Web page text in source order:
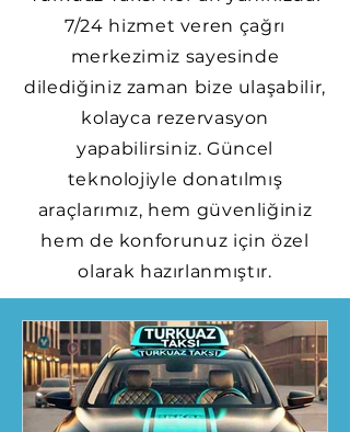
7/24 hizmet veren çağrı
merkezimiz sayesinde
dilediğiniz zaman bize ulaşabilir,
kolayca rezervasyon
yapabilirsiniz. Güncel
teknolojiyle donatılmış
araçlarımız, hem güvenliğiniz
hem de konforunuz için özel
olarak hazırlanmıştır.